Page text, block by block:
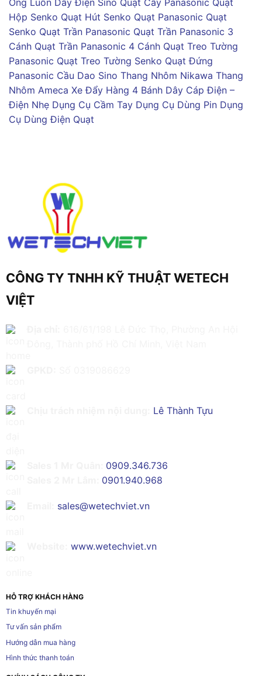
Ống Luồn Dây Điện Sino Quạt Cây Panasonic Quạt
Hộp Senko Quạt Hút Senko Quạt Panasonic Quạt
Senko Quạt Trần Panasonic Quạt Trần Panasonic 3
Cánh Quạt Trần Panasonic 4 Cánh Quạt Treo Tường
Panasonic Quạt Treo Tường Senko Quạt Đứng
Panasonic Cầu Dao Sino Thang Nhôm Nikawa Thang
Nhôm Ameca Xe Đẩy Hàng 4 Bánh Dây Cáp Điện –
Điện Nhẹ Dụng Cụ Cầm Tay Dụng Cụ Dùng Pin Dụng
Cụ Dùng Điện Quạt
CÔNG TY TNHH KỸ THUẬT WETECH
VIỆT
Lê Thành Tựu
0909.346.736
0901.940.968
sales@wetechviet.vn
www.wetechviet.vn
HỖ TRỢ KHÁCH HÀNG
Tin khuyến mại
Tư vấn sản phẩm
Hướng dẫn mua hàng
Hình thức thanh toán